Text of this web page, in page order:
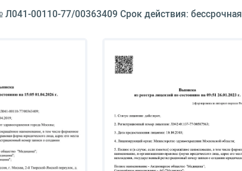
00110-77/00363409 Срок действия: бессрочная